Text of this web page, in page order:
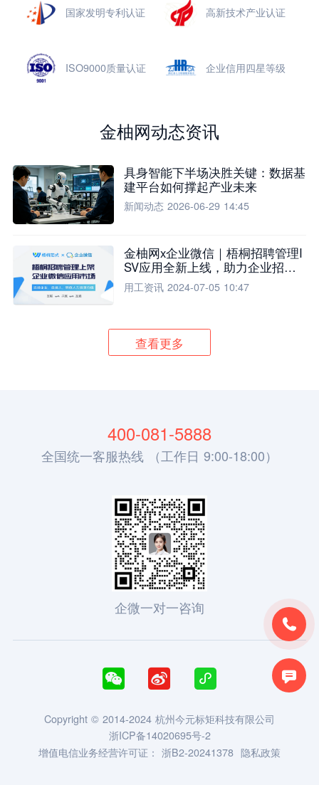
国家发明专利认证 高新技术产业认证
ISO9000质量认证 企业信用四星等级
金柚网动态资讯
具身智能下半场决胜关键：数据基
建平台如何撑起产业未来
新闻动态 2026-06-29 14:45
金柚网x企业微信｜梧桐招聘管理I
SV应用全新上线，助力企业招聘
流程全面升级
用工资讯 2024-07-05 10:47
查看更多


400-081-5888
全国统一客服热线 （工作日 9:00-18:00）
企微一对一咨询
  
Copyright © 2014-2024 杭州今元标矩科技有限公司
浙ICP备14020695号-2
增值电信业务经营许可证： 浙B2-20241378 隐私政策